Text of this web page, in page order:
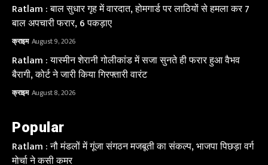
Ratlam : बाल सुधार गृह में वारदात, होमगार्ड पर लाठियों से हमला कर 7
बाल अपचारी फरार, 6 पकड़ाए
क्राइम August 9, 2026
Ratlam : यास्मीन शेरानी गोलीकांड में सजा सुनते ही फरार हुआ वैभव
बैरागी, कोर्ट ने जारी किया गिरफ्तारी वारंट
क्राइम August 8, 2026
Popular
Ratlam : नौ मंडलों में गूंजा संगठन मजबूती का संकल्प, भाजपा पिछड़ा वर्ग
मोर्चा ने कसी कमर